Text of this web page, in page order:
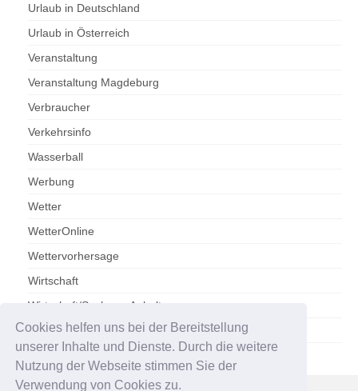
Cookies helfen uns bei der Bereitstellung
unserer Inhalte und Dienste. Durch die weitere
Nutzung der Webseite stimmen Sie der
Verwendung von Cookies zu.
Urlaub in Deutschland
Urlaub in Österreich
Veranstaltung
Veranstaltung Magdeburg
Verbraucher
Verkehrsinfo
Wasserball
Werbung
Wetter
WetterOnline
Wettervorhersage
Wirtschaft
Wirtschaft/Sachsen-Anhalt
Zoo Magdeburg